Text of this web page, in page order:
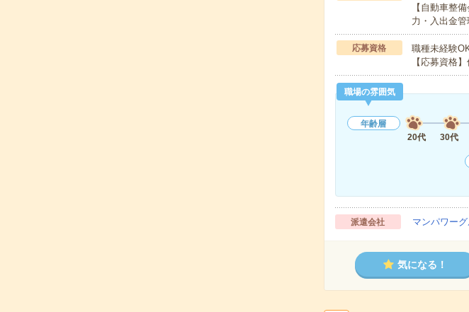
【自動車整
力・入出金
応募資格
職種未経験
【応募資格
職場の雰囲気
年齢層
20代
30代
派遣会社 マンパワー
気になる！